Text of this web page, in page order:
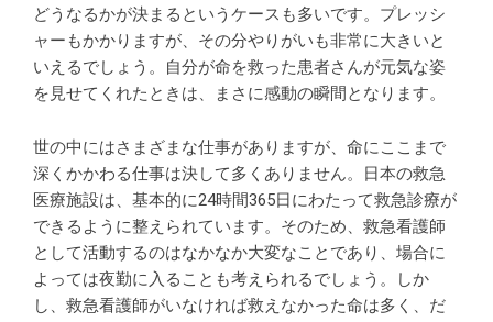
どうなるかが決まるというケースも多いです。プレッシ
ャーもかかりますが、その分やりがいも非常に大きいと
いえるでしょう。自分が命を救った患者さんが元気な姿
を見せてくれたときは、まさに感動の瞬間となります。
世の中にはさまざまな仕事がありますが、命にここまで
深くかかわる仕事は決して多くありません。日本の救急
医療施設は、基本的に24時間365日にわたって救急診療が
できるように整えられています。そのため、救急看護師
として活動するのはなかなか大変なことであり、場合に
よっては夜勤に入ることも考えられるでしょう。しか
し、救急看護師がいなければ救えなかった命は多く、だ